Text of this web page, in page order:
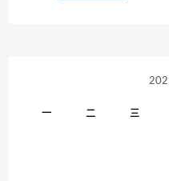
一 二 三